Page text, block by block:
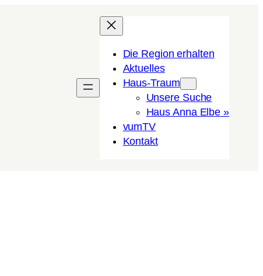
Die Region erhalten
Aktuelles
Haus-Traum
Unsere Suche
Haus Anna Elbe »
vumTV
Kon­takt